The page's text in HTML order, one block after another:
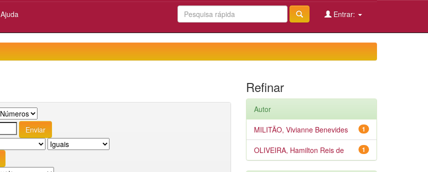
Ajuda Entrar:
Refinar
Autor
1
MILITÃO, Vivianne Benevides
1
OLIVEIRA, Hamilton Reis de